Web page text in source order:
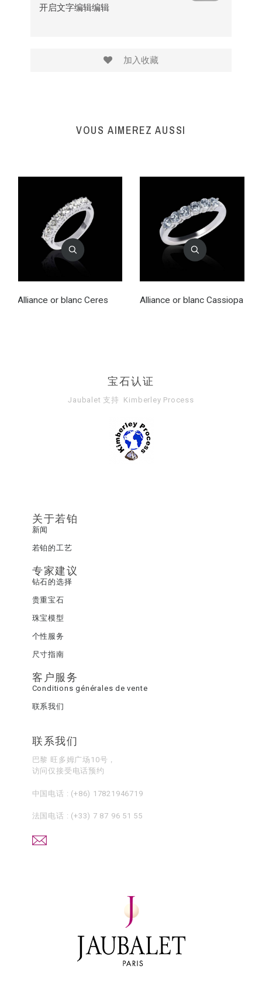
开启文字编辑编辑
加入收藏
VOUS AIMEREZ AUSSI
Alliance or blanc Ceres Alliance or blanc Cassiopa
宝石认证
Jaubalet 支持 Kimberley Process
关于若铂
新闻
若铂的工艺
专家建议
钻石的选择
贵重宝石
珠宝模型
个性服务
尺寸指南
客户服务
Conditions générales de vente
联系我们
联系我们
巴黎 旺多姆广场10号，
访问仅接受电话预约
中国电话 : (+86) 17821946719
法国电话 : (+33) 7 87 96 51 55